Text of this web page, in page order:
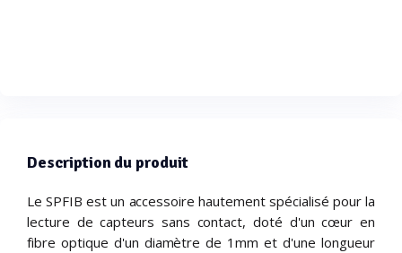
Description du produit
Le SPFIB est un accessoire hautement spécialisé pour la
lecture de capteurs sans contact, doté d'un cœur en
fibre optique d'un diamètre de 1mm et d'une longueur